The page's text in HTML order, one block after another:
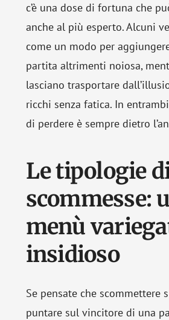
c’è una dose di fortuna che
anche al più esperto. Alcuni
come un modo per
partita altrimenti noiosa,
lasciano trasportare
ricchi senza fatica. In
di perdere è sempre dietro
Le tipologie
scommesse:
menù
insidioso
Se pensate che scommettere
puntare sul vincitore di una